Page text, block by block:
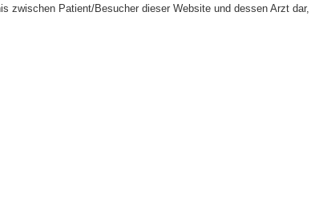
zwischen Patient/Besucher dieser Website und dessen Arzt